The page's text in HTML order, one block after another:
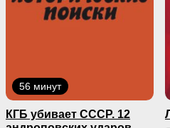
56 минут
КГБ yбивaeт СССР. 12